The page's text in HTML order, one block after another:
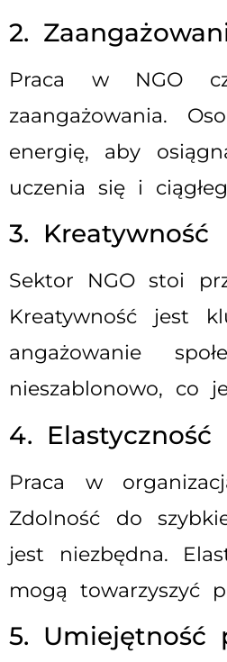
2.
Praca w NGO
zaangażowania.
energię, aby
uczenia się i
3. Kreatywność
Sektor NGO stoi
Kreatywność jest
angażowanie
nieszablonowo, co
4. Elastyczność
Praca w
Zdolność do
jest niezbędna.
mogą towarzyszyć
5. Umiejętność